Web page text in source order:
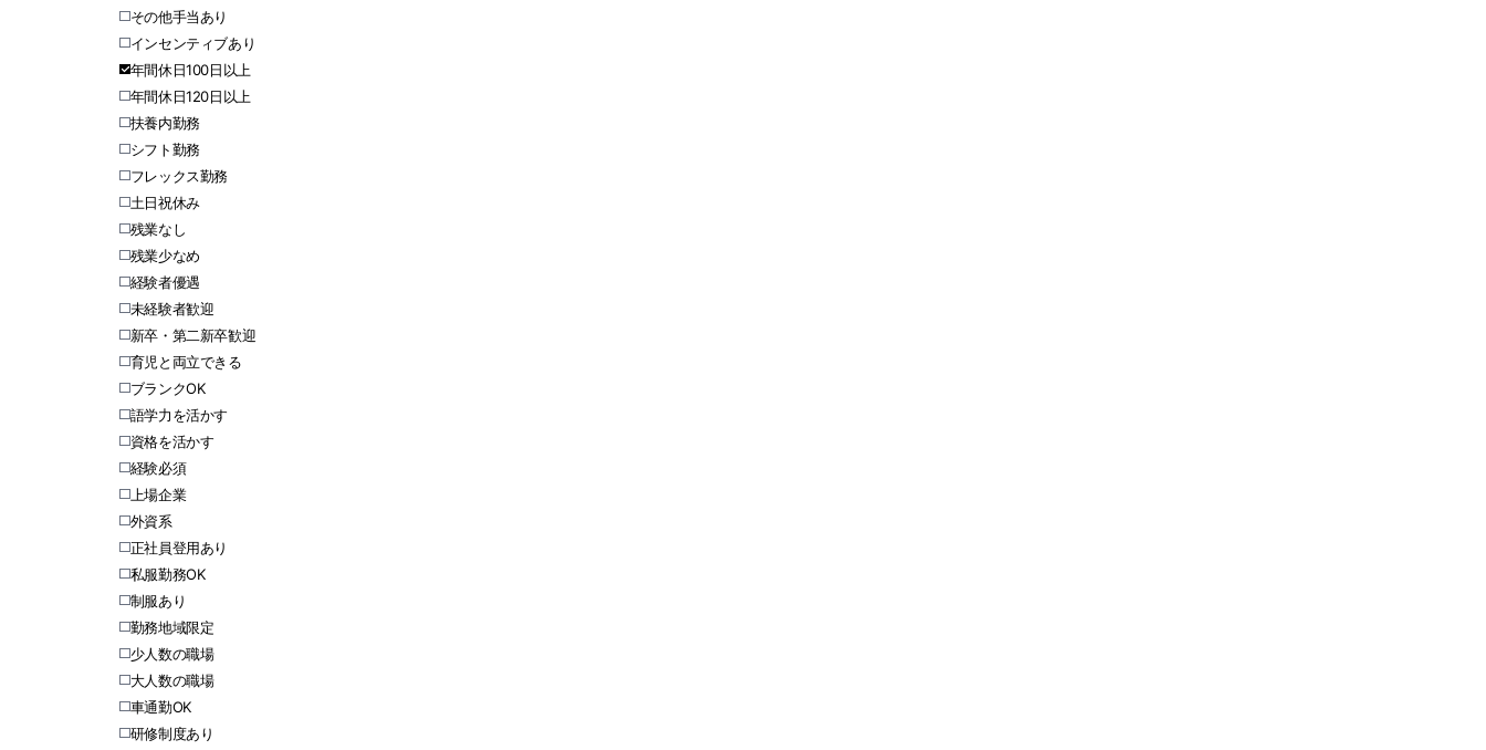
その他手当あり
インセンティブあり
年間休日100日以上
年間休日120日以上
扶養内勤務
シフト勤務
フレックス勤務
土日祝休み
残業なし
残業少なめ
経験者優遇
未経験者歓迎
新卒・第二新卒歓迎
育児と両立できる
ブランクOK
語学力を活かす
資格を活かす
経験必須
上場企業
外資系
正社員登用あり
私服勤務OK
制服あり
勤務地域限定
少人数の職場
大人数の職場
車通勤OK
研修制度あり